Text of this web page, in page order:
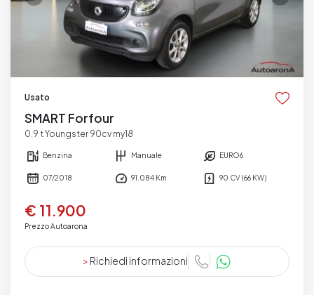
Usato
SMART Forfour
0.9 t Youngster 90cv my18
Benzina Manuale EURO6
07/2018 91.084 Km 90 CV (66 KW)
€ 11.900
Prezzo Autoarona
> Richiedi informazioni